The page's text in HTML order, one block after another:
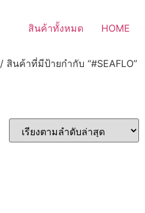
สินค้าทั้งหมด HOME
/ สินค้าที่มีป้ายกำกับ “#SEAFLO”